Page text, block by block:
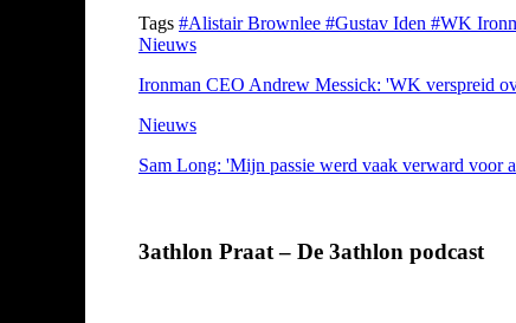
Tags #Alistair Brownlee #Gustav Iden #WK
Nieuws
Ironman CEO Andrew Messick: 'WK verspreid
Nieuws
Sam Long: 'Mijn passie werd vaak verward voor
3athlon Praat – De 3athlon podcast